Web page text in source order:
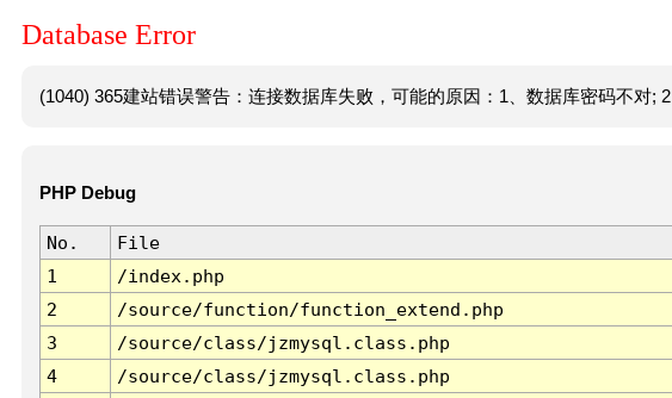
Database Error
(1040) 365建站错误警告：连接数据库失败，可能的原因：1、数据库密码不对; 2
PHP Debug
No. File
1
/index.php
2
/source/function/function_extend.php
3
/source/class/jzmysql.class.php
4
/source/class/jzmysql.class.php